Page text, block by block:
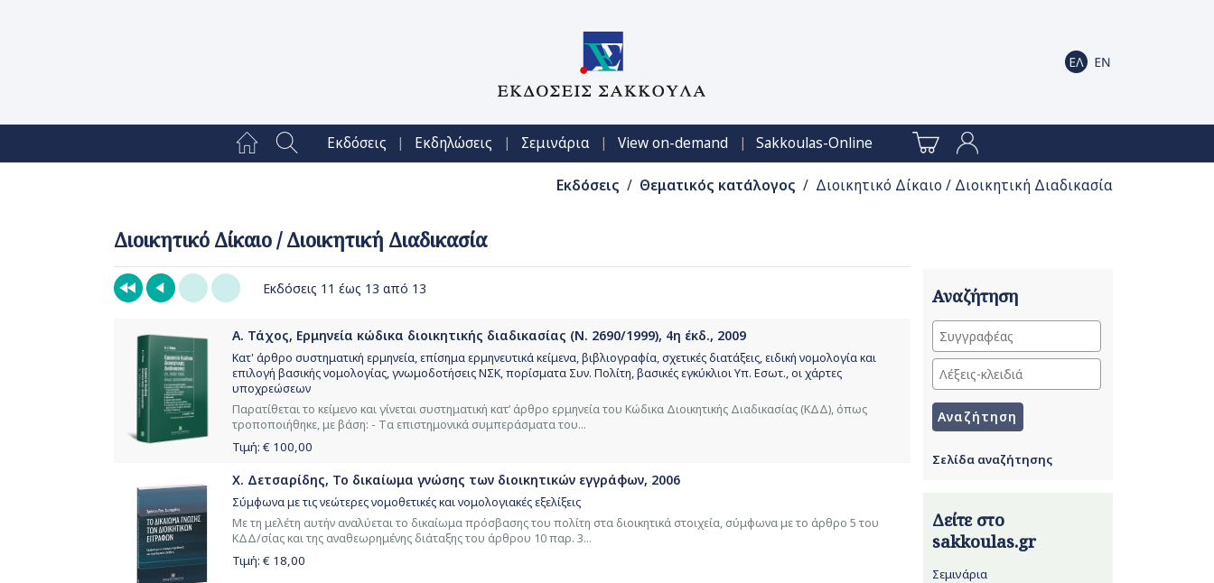
Εκδόσεις | Εκδηλώσεις | Σεμινάρια | View on-demand | Sakkoulas-Online
Εκδόσεις / Θεματικός κατάλογος / Διοικητικό Δίκαιο / Διοικητική Διαδικασία
Διοικητικό Δίκαιο / Διοικητική Διαδικασία
Εκδόσεις 11 έως 13 από 13
Α. Τάχος, Ερμηνεία κώδικα διοικητικής διαδικασίας (Ν. 2690/1999), 4η έκδ., 2009
Κατ' άρθρο συστηματική ερμηνεία, επίσημα ερμηνευτικά κείμενα, βιβλιογραφία, σχετικές διατάξεις, ειδική νομολογία και
επιλογή βασικής νομολογίας, γνωμοδοτήσεις ΝΣΚ, πορίσματα Συν. Πολίτη, βασικές εγκύκλιοι Υπ. Εσωτ., οι χάρτες
υποχρεώσεων
Παρατίθεται το κείμενο και γίνεται συστηματική κατ’ άρθρο ερμηνεία του Κώδικα Διοικητικής Διαδικασίας (ΚΔΔ), όπως
τροποποιήθηκε, με βάση: - Tα επιστημονικά συμπεράσματα του...
Τιμή: € 100,00
Χ. Δετσαρίδης, Το δικαίωμα γνώσης των διοικητικών εγγράφων, 2006
Σύμφωνα με τις νεώτερες νομοθετικές και νομολογιακές εξελίξεις
Με τη μελέτη αυτήν αναλύεται το δικαίωμα πρόσβασης του πολίτη στα διοικητικά στοιχεία, σύμφωνα με το άρθρο 5 του
ΚΔΔ/σίας και της αναθεωρημένης διάταξης του άρθρου 10 παρ. 3...
Τιμή: € 18,00
Αναζήτηση
Σελίδα αναζήτησης
Δείτε στο
sakkoulas.gr
Σεμινάρια